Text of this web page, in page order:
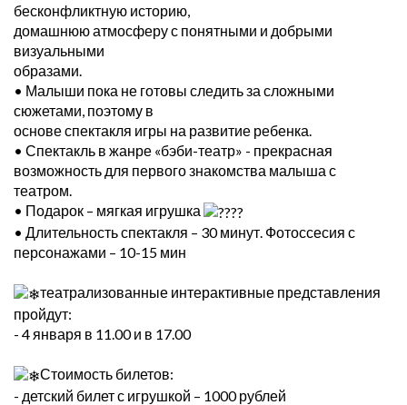
бесконфликтную историю,
домашнюю атмосферу с понятными и добрыми
визуальными
образами.
• Малыши пока не готовы следить за сложными
сюжетами, поэтому в
основе спектакля игры на развитие ребенка.
• Спектакль в жанре «бэби-театр» - прекрасная
возможность для первого знакомства малыша с
театром.
• Подарок – мягкая игрушка
• Длительность спектакля – 30 минут. Фотоссесия с
персонажами – 10-15 мин
театрализованные интерактивные представления
пройдут:
- 4 января в 11.00 и в 17.00
Стоимость билетов:
- детский билет с игрушкой – 1000 рублей